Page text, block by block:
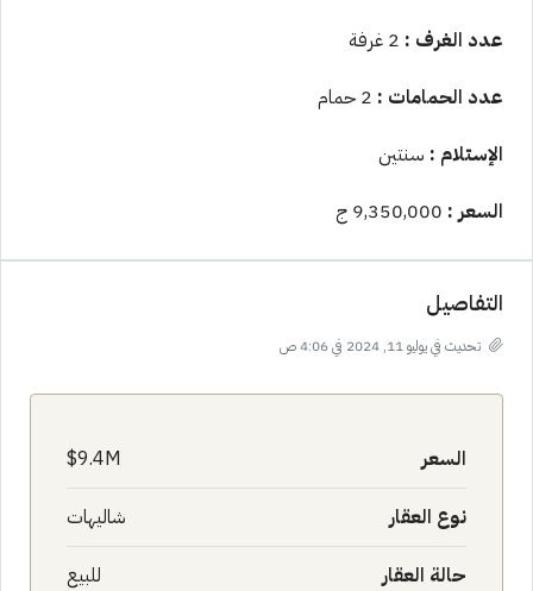
عدد الغرف :
عدد الحمامات :
الإستلام : سنتين
السعر :
التفاصيل
تحديث في يوليو 11, 2024 في 4:06 ص
السعر 9.4M$
نوع العقار شاليهات
حالة العقار للبيع